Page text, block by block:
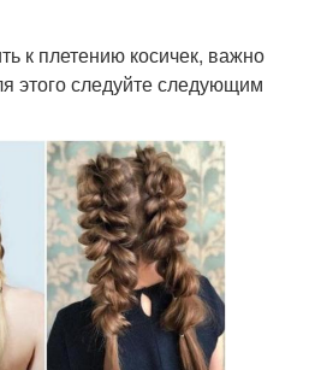
к плетению косичек, важно
этого следуйте следующим